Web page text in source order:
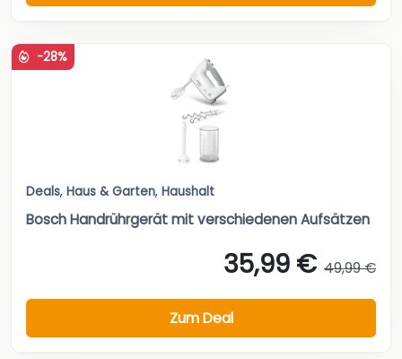
-28%
Deals, Haus & Garten, Haushalt
Bosch Handrührgerät mit verschiedenen Aufsätzen
35,99 € 49,99 €
Zum Deal